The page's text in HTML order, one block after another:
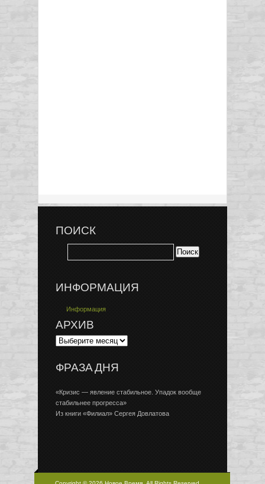
ПОИСК
ИНФОРМАЦИЯ
Информация
АРХИВ
ФРАЗА ДНЯ
«Кризис — явление стабильное. Упадок вообще
стабильнее прогресса»
Из книги «Филиал» Сергея Довлатова